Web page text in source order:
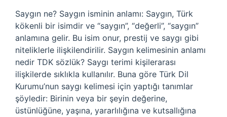
Saygın ne? Saygın isminin anlamı: Saygın, Türk
kökenli bir isimdir ve “saygın”, “değerli”, “saygın”
anlamına gelir. Bu isim onur, prestij ve saygı gibi
niteliklerle ilişkilendirilir. Saygın kelimesinin anlamı
nedir TDK sözlük? Saygı terimi kişilerarası
ilişkilerde sıklıkla kullanılır. Buna göre Türk Dil
Kurumu’nun saygı kelimesi için yaptığı tanımlar
şöyledir: Birinin veya bir şeyin değerine,
üstünlüğüne, yaşına, yararlılığına ve kutsallığına